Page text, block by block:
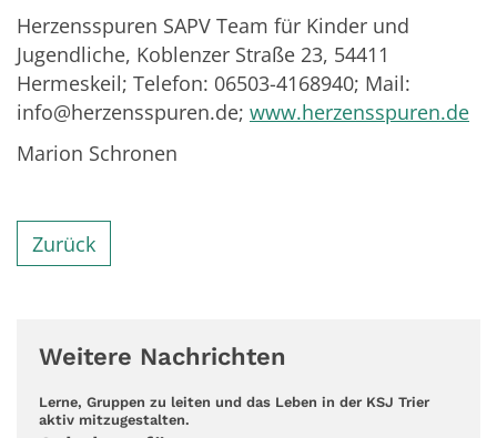
Herzensspuren SAPV Team für Kinder und
Jugendliche, Koblenzer Straße 23, 54411
Hermeskeil; Telefon: 06503-4168940; Mail:
info@herzensspuren.de; www.herzensspuren.de
Marion Schronen
Zurück
Weitere Nachrichten
Lerne, Gruppen zu leiten und das Leben in der KSJ Trier
aktiv mitzugestalten.